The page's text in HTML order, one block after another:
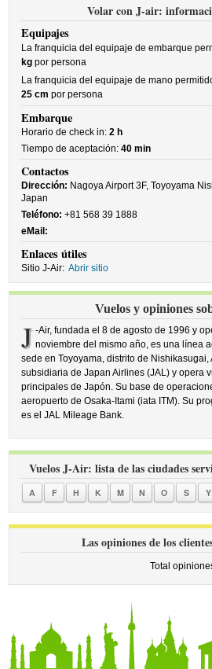
Volar con J-air:
Equipajes
La franquicia del equipaje de embarque
kg por persona
La franquicia del equipaje de mano
25 cm por persona
Embarque
Horario de check in:2 h
Tiempo de aceptación:40 min
Contactos
Dirección: Nagoya Airport 3F, Toyoyama
Japan
Teléfono: +81 568 39 1888
eMail:
Enlaces útiles
Sitio J-Air: Abrir sitio
Vuelos y opiniones
J -Air, fundada el 8 de agosto de 1996 y
noviembre del mismo año, es una línea
sede en Toyoyama, distrito de
subsidiaria de Japan Airlines (JAL) y opera
principales de Japón. Su base de
aeropuerto de Osaka-Itami (iata ITM). Su
es el JAL Mileage Bank.
Vuelos J-Air: lista de las ciudades
A F H K M N O S Y
Las opiniones de los
Total